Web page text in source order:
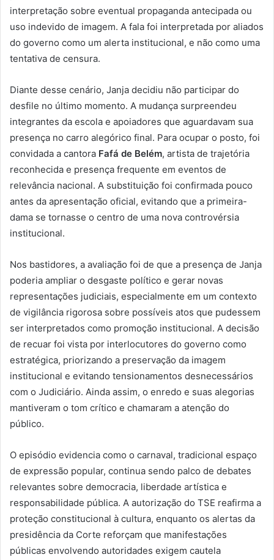
interpretação sobre eventual propaganda antecipada ou
uso indevido de imagem. A fala foi interpretada por aliados
do governo como um alerta institucional, e não como uma
tentativa de censura.
Diante desse cenário, Janja decidiu não participar do
desfile no último momento. A mudança surpreendeu
integrantes da escola e apoiadores que aguardavam sua
presença no carro alegórico final. Para ocupar o posto, foi
convidada a cantora Fafá de Belém, artista de trajetória
reconhecida e presença frequente em eventos de
relevância nacional. A substituição foi confirmada pouco
antes da apresentação oficial, evitando que a primeira-
dama se tornasse o centro de uma nova controvérsia
institucional.
Nos bastidores, a avaliação foi de que a presença de Janja
poderia ampliar o desgaste político e gerar novas
representações judiciais, especialmente em um contexto
de vigilância rigorosa sobre possíveis atos que pudessem
ser interpretados como promoção institucional. A decisão
de recuar foi vista por interlocutores do governo como
estratégica, priorizando a preservação da imagem
institucional e evitando tensionamentos desnecessários
com o Judiciário. Ainda assim, o enredo e suas alegorias
mantiveram o tom crítico e chamaram a atenção do
público.
O episódio evidencia como o carnaval, tradicional espaço
de expressão popular, continua sendo palco de debates
relevantes sobre democracia, liberdade artística e
responsabilidade pública. A autorização do TSE reafirma a
proteção constitucional à cultura, enquanto os alertas da
presidência da Corte reforçam que manifestações
públicas envolvendo autoridades exigem cautela